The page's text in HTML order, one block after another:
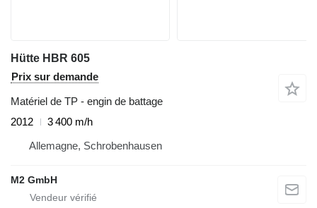
Hütte HBR 605
Prix sur demande
Matériel de TP - engin de battage
2012
3 400 m/h
Allemagne, Schrobenhausen
M2 GmbH